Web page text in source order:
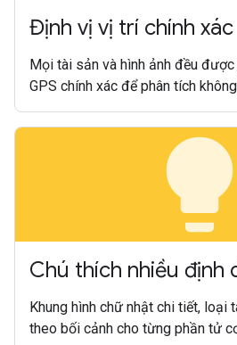
Định vị vị trí chính xác
Mọi tài sản và hình ảnh đều
GPS chính xác để phân tích
lightbulb
Chú thích nhiều định
Khung hình chữ nhật chi tiết, loại
theo bối cảnh cho từng phần tử